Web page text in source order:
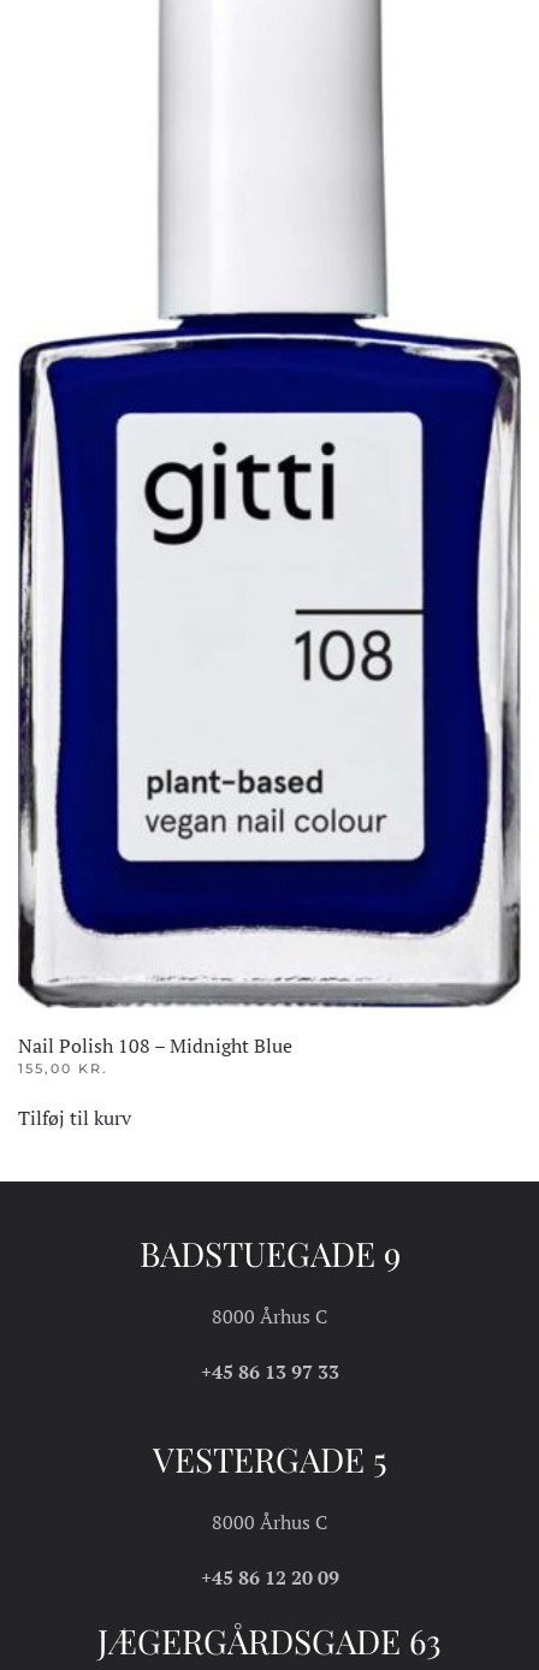
Nail Polish 108 – Midnight Blue
155,00 KR.
Tilføj til kurv
BADSTUEGADE 9
8000 Århus C
+45 86 13 97 33
VESTERGADE 5
8000 Århus C
+45 86 12 20 09
JÆGERGÅRDSGADE 63